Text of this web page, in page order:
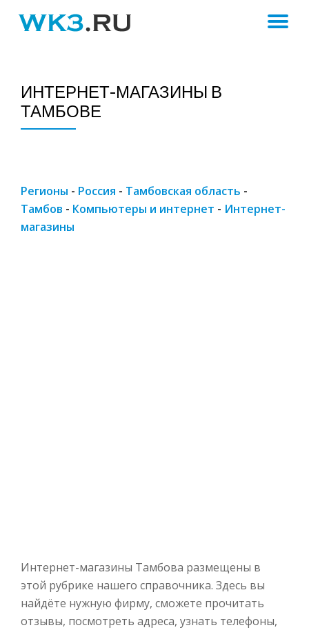
ИНТЕРНЕТ-МАГАЗИНЫ В
ТАМБОВЕ
Регионы - Россия - Тамбовская область -
Тамбов - Компьютеры и интернет - Интернет-
магазины
Интернет-магазины Тамбова размещены в
этой рубрике нашего справочника. Здесь вы
найдёте нужную фирму, сможете прочитать
отзывы, посмотреть адреса, узнать телефоны,